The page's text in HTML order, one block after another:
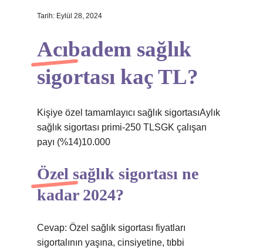
Tarih: Eylül 28, 2024
Acıbadem sağlık
sigortası kaç TL?
Kişiye özel tamamlayıcı sağlık sigortasıAylık
sağlık sigortası primi-250 TLSGK çalışan
payı (%14)10.000
Özel sağlık sigortası ne
kadar 2024?
Cevap: Özel sağlık sigortası fiyatları
sigortalının yaşına, cinsiyetine, tıbbi